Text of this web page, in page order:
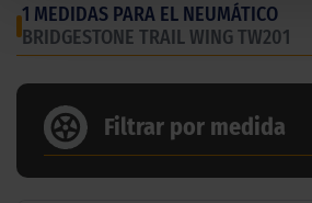
1 MEDIDAS PARA EL NEUMÁTICO
BRIDGESTONE TRAIL WING TW201
Filtrar por medida